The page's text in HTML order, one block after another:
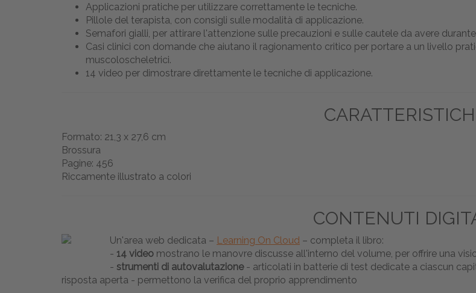
Applicazioni pratiche per utilizzare correttamente le tecniche.
Pillole del terapista, con consigli sulle modalità di applicazione.
Semafori gialli, per attirare l'attenzione sulle precauzioni e sulle cautele da avere
Casi clinici con domande che aiutano il ragionamento critico per portare a un livello
muscoloscheletrici.
14 video per dimostrare direttamente le tecniche di applicazione.
Formato: 21,3 x 27,6 cm
Brossura
Pagine: 456
Riccamente illustrato a colori
CONTENUTI
Un'area web dedicata – Learning On Cloud – completa il libro:
- 14 video mostrano le manovre discusse all'interno del volume, per offrire una
- strumenti di autovalutazione- articolati in batterie di test dedicate a ciascun
risposta aperta - permettono la verifica del proprio apprendimento